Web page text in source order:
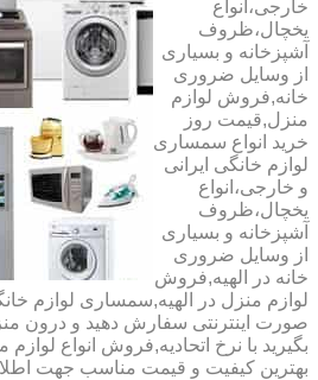
خارجی،انواع
یخچال،ظروف
آشپزخانه و بسیاری
از وسایل ضروری
خانه,فروش لوازم
منزل,قیمت روز
خرید انواع سمساری
لوازم خانگی ایرانی
و خارجی،انواع
یخچال،ظروف
آشپزخانه و بسیاری
از وسایل ضروری
خانه در الهیه,فروش
لوازم منزل در الهیه,سمساری لوازم
صورت اینترنتی سفارش دهید و درون
بگیرید با نرخ اتحادیه,فروش انواع لوازم
بهترین کیفیت و قیمت مناسب جهت